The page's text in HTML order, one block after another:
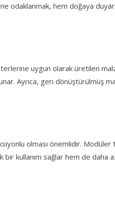
hem doğaya
uygun olarak üretilen
Ayrıca, geri dönüştürülmüş
olması önemlidir. Modüler
kullanım sağlar hem de daha